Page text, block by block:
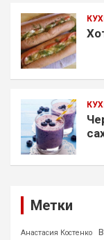
Метки
Анастасия Костенко